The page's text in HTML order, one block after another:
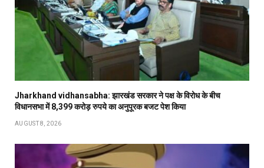
Jharkhand vidhansabha: झारखंड सरकार ने पक्ष के विरोध के बीच
विधानसभा में 8,399 करोड़ रुपये का अनुपूरक बजट पेश किया
AUGUST 8, 2026